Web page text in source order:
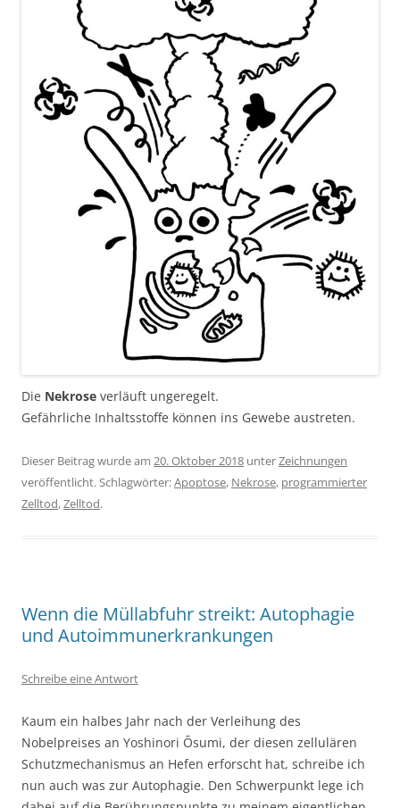
Die Nekrose verläuft ungeregelt.
Gefährliche Inhaltsstoffe können ins Gewebe austreten.
Dieser Beitrag wurde am 20. Oktober 2018 unterZeichnungen
veröffentlicht. Schlagwörter:Apoptose, Nekrose, programmierter
Zelltod,Zelltod.
Wenn die Müllabfuhr streikt: Autophagie
und Autoimmunerkrankungen
Schreibe eine Antwort
Kaum ein halbes Jahr nach der Verleihung des
Nobelpreises an Yoshinori Ōsumi, der diesen zellulären
Schutzmechanismus an Hefen erforscht hat, schreibe ich
nun auch was zur Autophagie. Den Schwerpunkt lege ich